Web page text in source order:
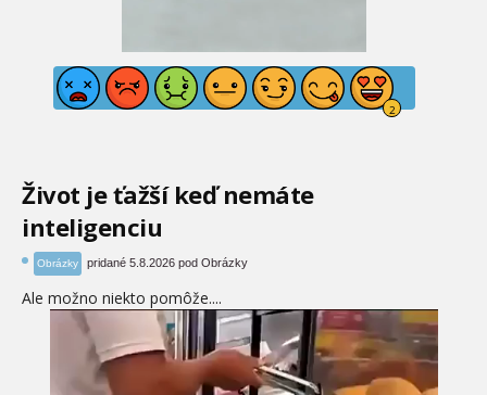
Život je ťažší keď nemáte
inteligenciu
Obrázky pridané 5.8.2026 pod Obrázky
Ale možno niekto pomôže....